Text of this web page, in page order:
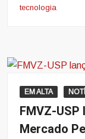
tecnologia
EM ALTA
FMVZ-
Mercado